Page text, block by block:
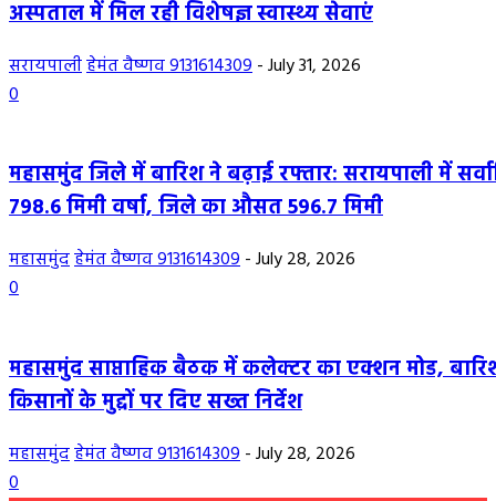
अस्पताल में मिल रही विशेषज्ञ स्वास्थ्य सेवाएं
सरायपालीहेमंत वैष्णव 9131614309-July 31, 2026
0
महासमुंद जिले में बारिश ने बढ़ाई रफ्तार: सरायपाली में
798.6 मिमी वर्षा, जिले का औसत 596.7 मिमी
महासमुंदहेमंत वैष्णव 9131614309-July 28, 2026
0
महासमुंद साप्ताहिक बैठक में कलेक्टर का एक्शन मोड,
किसानों के मुद्दों पर दिए सख्त निर्देश
महासमुंदहेमंत वैष्णव 9131614309-July 28, 2026
0